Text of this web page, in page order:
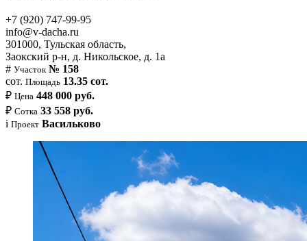
+7 (920) 747-99-95
info@v-dacha.ru
301000, Тульская область,
Заокский р-н, д. Никольское, д. 1а
# Участок № 158
сот. Площадь 13.35 сот.
₽ Цена 448 000 руб.
₽ Сотка 33 558 руб.
i Проект Васильково